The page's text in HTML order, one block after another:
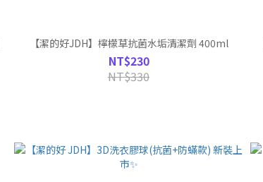
【潔的好JDH】檸檬草抗菌水垢清潔劑 400ml
NT$230
NT$330